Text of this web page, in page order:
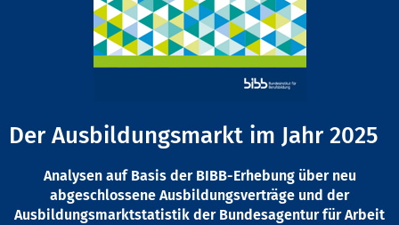
Der Ausbildungsmarkt im Jahr 2025
Analysen auf Basis der BIBB-Erhebung über neu
abgeschlossene Ausbildungsverträge und der
Ausbildungsmarktstatistik der Bundesagentur für Arbeit